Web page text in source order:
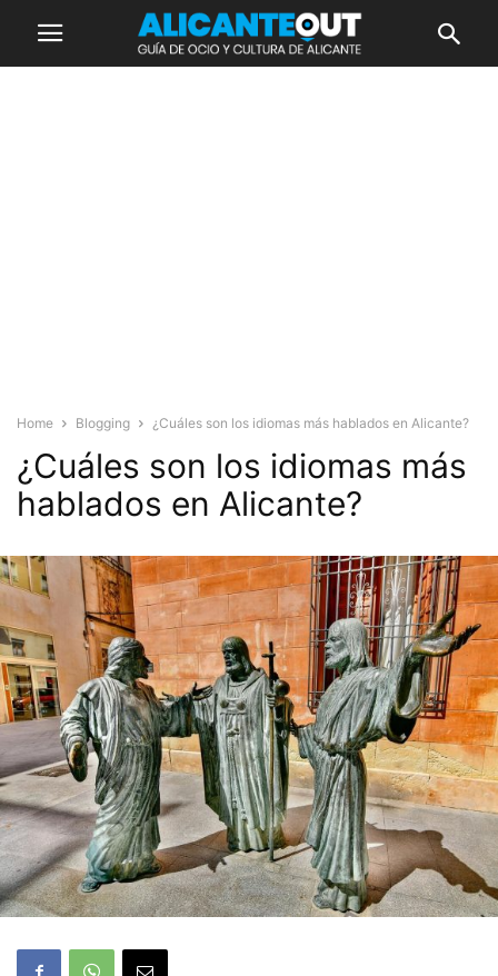
Home Blogging ¿Cuáles son los idiomas más hablados en Alicante?
¿Cuáles son los idiomas más
hablados en Alicante?